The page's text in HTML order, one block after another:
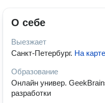
О себе
Выезжает
Санкт-Петербург. На карте
Образование
Онлайн универ.
разработки